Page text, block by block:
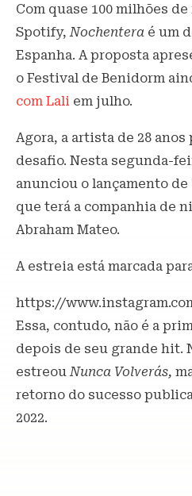
Com quase 100 milhões
Spotify,Nochentera é um
Espanha. A proposta
o Festival de Benidorm
com Lali em julho.
Agora, a artista de 28
desafio. Nesta segunda-
anunciou o lançamento de
que terá a companhia de
Abraham Mateo.
A estreia está marcada
https://
Essa, contudo, não é a
depois de seu grande hit.
estreouNunca Volverás,
retorno do sucesso
2022.